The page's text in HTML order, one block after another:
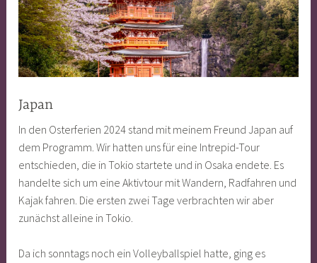
Japan
In den Osterferien 2024 stand mit meinem Freund Japan auf
dem Programm. Wir hatten uns für eine Intrepid-Tour
entschieden, die in Tokio startete und in Osaka endete. Es
handelte sich um eine Aktivtour mit Wandern, Radfahren und
Kajak fahren. Die ersten zwei Tage verbrachten wir aber
zunächst alleine in Tokio.
Da ich sonntags noch ein Volleyballspiel hatte, ging es